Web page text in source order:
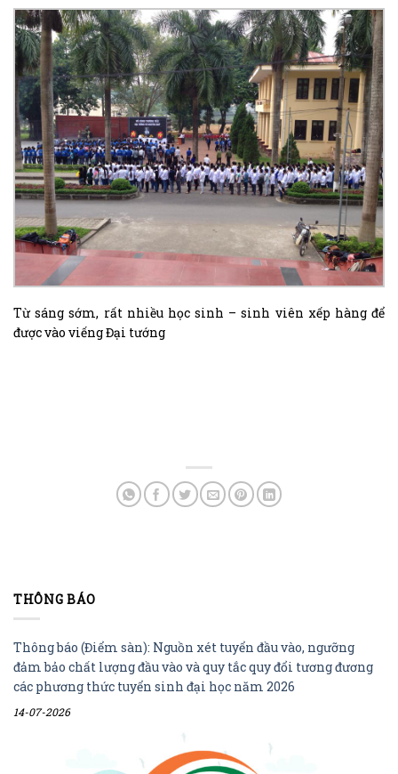
Từ sáng sớm, rất nhiều học sinh – sinh viên xếp hàng để
được vào viếng Đại tướng
THÔNG BÁO
Thông báo (Điểm sàn): Nguồn xét tuyển đầu vào, ngưỡng
đảm bảo chất lượng đầu vào và quy tắc quy đổi tương đương
các phương thức tuyển sinh đại học năm 2026
14-07-2026